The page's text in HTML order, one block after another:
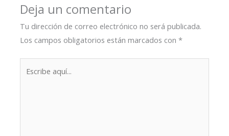
Deja un comentario
Tu dirección de correo electrónico no será publicada.
Los campos obligatorios están marcados con*